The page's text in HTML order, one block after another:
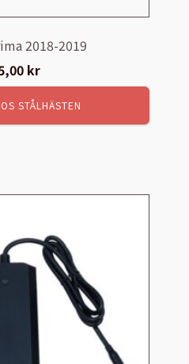
2018-2019
kr
STÅLHÄSTEN